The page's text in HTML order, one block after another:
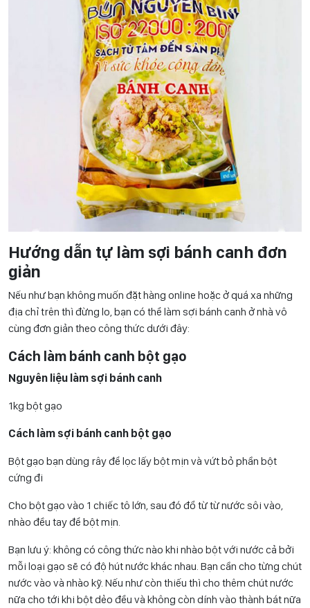
Hướng dẫn tự làm sợi bánh canh đơn
giản
Nếu như bạn không muốn đặt hàng online hoặc ở quá xa những
địa chỉ trên thì đừng lo, bạn có thể làm sợi bánh canh ở nhà vô
cùng đơn giản theo công thức dưới đây:
Cách làm bánh canh bột gạo
Nguyên liệu làm sợi bánh canh
1kg bột gạo
Cách làm sợi bánh canh bột gạo
Bột gạo bạn dùng rây để lọc lấy bột mịn và vứt bỏ phần bột
cứng đi
Cho bột gạo vào 1 chiếc tô lớn, sau đó đổ từ từ nước sôi vào,
nhào đều tay để bột mịn.
Bạn lưu ý: không có công thức nào khi nhào bột với nước cả bởi
mỗi loại gạo sẽ có độ hút nước khác nhau. Bạn cần cho từng chút
nước vào và nhào kỹ. Nếu như còn thiếu thì cho thêm chút nước
nữa cho tới khi bột dẻo đều và không còn dính vào thành bát nữa